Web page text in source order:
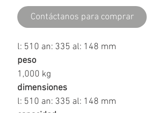
Contáctanos para comprar
l: 510 an: 335 al: 148 mm
peso
1,000 kg
dimensiones
l: 510 an: 335 al: 148 mm